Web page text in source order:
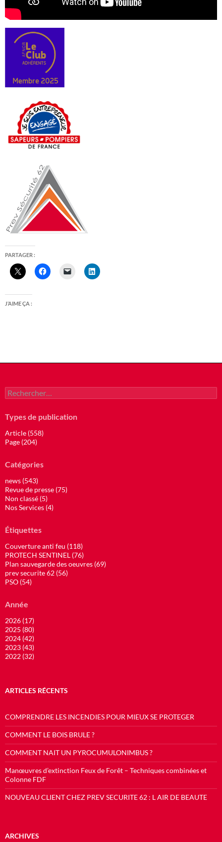
PARTAGER :
J’AIME ÇA :
Rechercher :
Types de publication
Article (558)
Page (204)
Catégories
news (543)
Revue de presse (75)
Non classé (5)
Nos Services (4)
Étiquettes
Couverture anti feu (118)
PROTECH SENTINEL (76)
Plan sauvegarde des oeuvres (69)
prev securite 62 (56)
PSO (54)
Année
2026 (17)
2025 (80)
2024 (42)
2023 (43)
2022 (32)
ARTICLES RÉCENTS
COMPRENDRE LES INCENDIES POUR MIEUX SE PROTEGER
COMMENT LE BOIS BRULE ?
COMMENT NAIT UN PYROCUMULONIMBUS ?
Manœuvres d’extinction Feux de Forêt – Techniques combinées et
Colonne FDF
NOUVEAU CLIENT CHEZ PREV SECURITE 62 : L AIR DE BEAUTE
ARCHIVES